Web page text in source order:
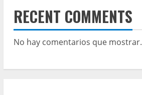
RECENT COMMENTS
No hay comentarios que mostrar.